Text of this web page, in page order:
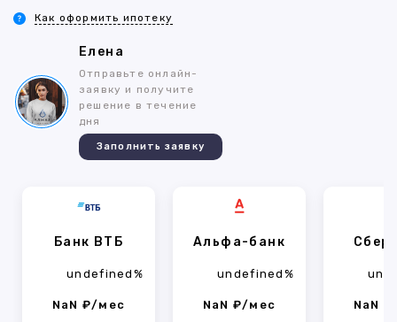
Как оформить ипотеку
Елена
Отправьте онлайн-
заявку и получите
решение в течение
дня
Заполнить заявку
Банк ВТБ
undefined%
NaN ₽/мес
Альфа-банк
undefined%
NaN ₽/мес NaN